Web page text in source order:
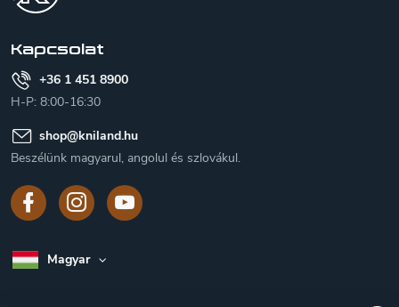
Kapcsolat
+36 1 451 8900
H-P: 8:00-16:30
shop@kniland.hu
Beszélünk magyarul, angolul és szlovákul.
Magyar